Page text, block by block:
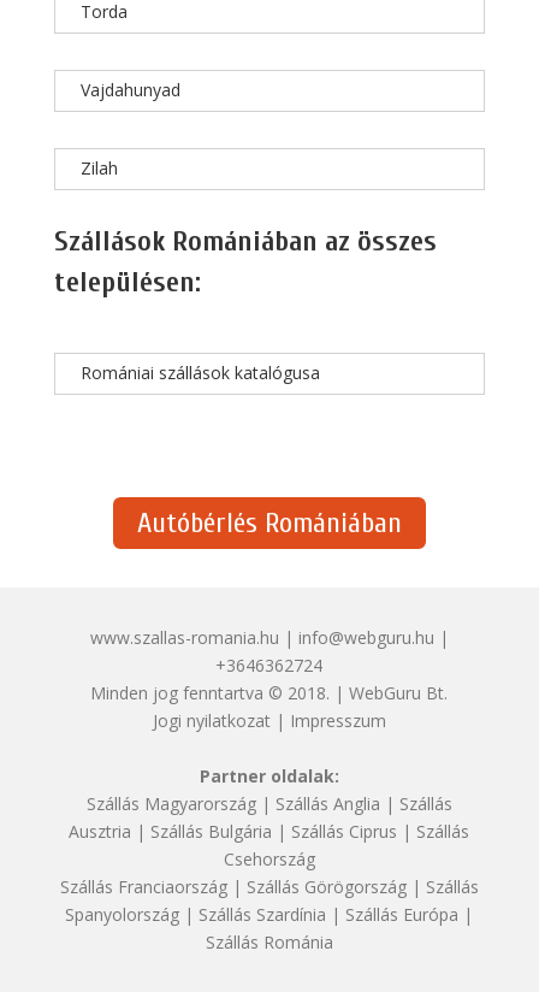
Torda
Vajdahunyad
Zilah
Szállások Romániában az összes
településen:
Romániai szállások katalógusa
Autóbérlés Romániában
www.szallas-romania.hu | info@webguru.hu |
+3646362724
Minden jog fenntartva © 2018. | WebGuru Bt.
Jogi nyilatkozat| Impresszum
Partner oldalak:
Szállás Magyarország| Szállás Anglia | Szállás
Ausztria | Szállás Bulgária | Szállás Ciprus | Szállás
Csehország
Szállás Franciaország| Szállás Görögország| Szállás
Spanyolország | Szállás Szardínia | Szállás Európa |
Szállás Románia